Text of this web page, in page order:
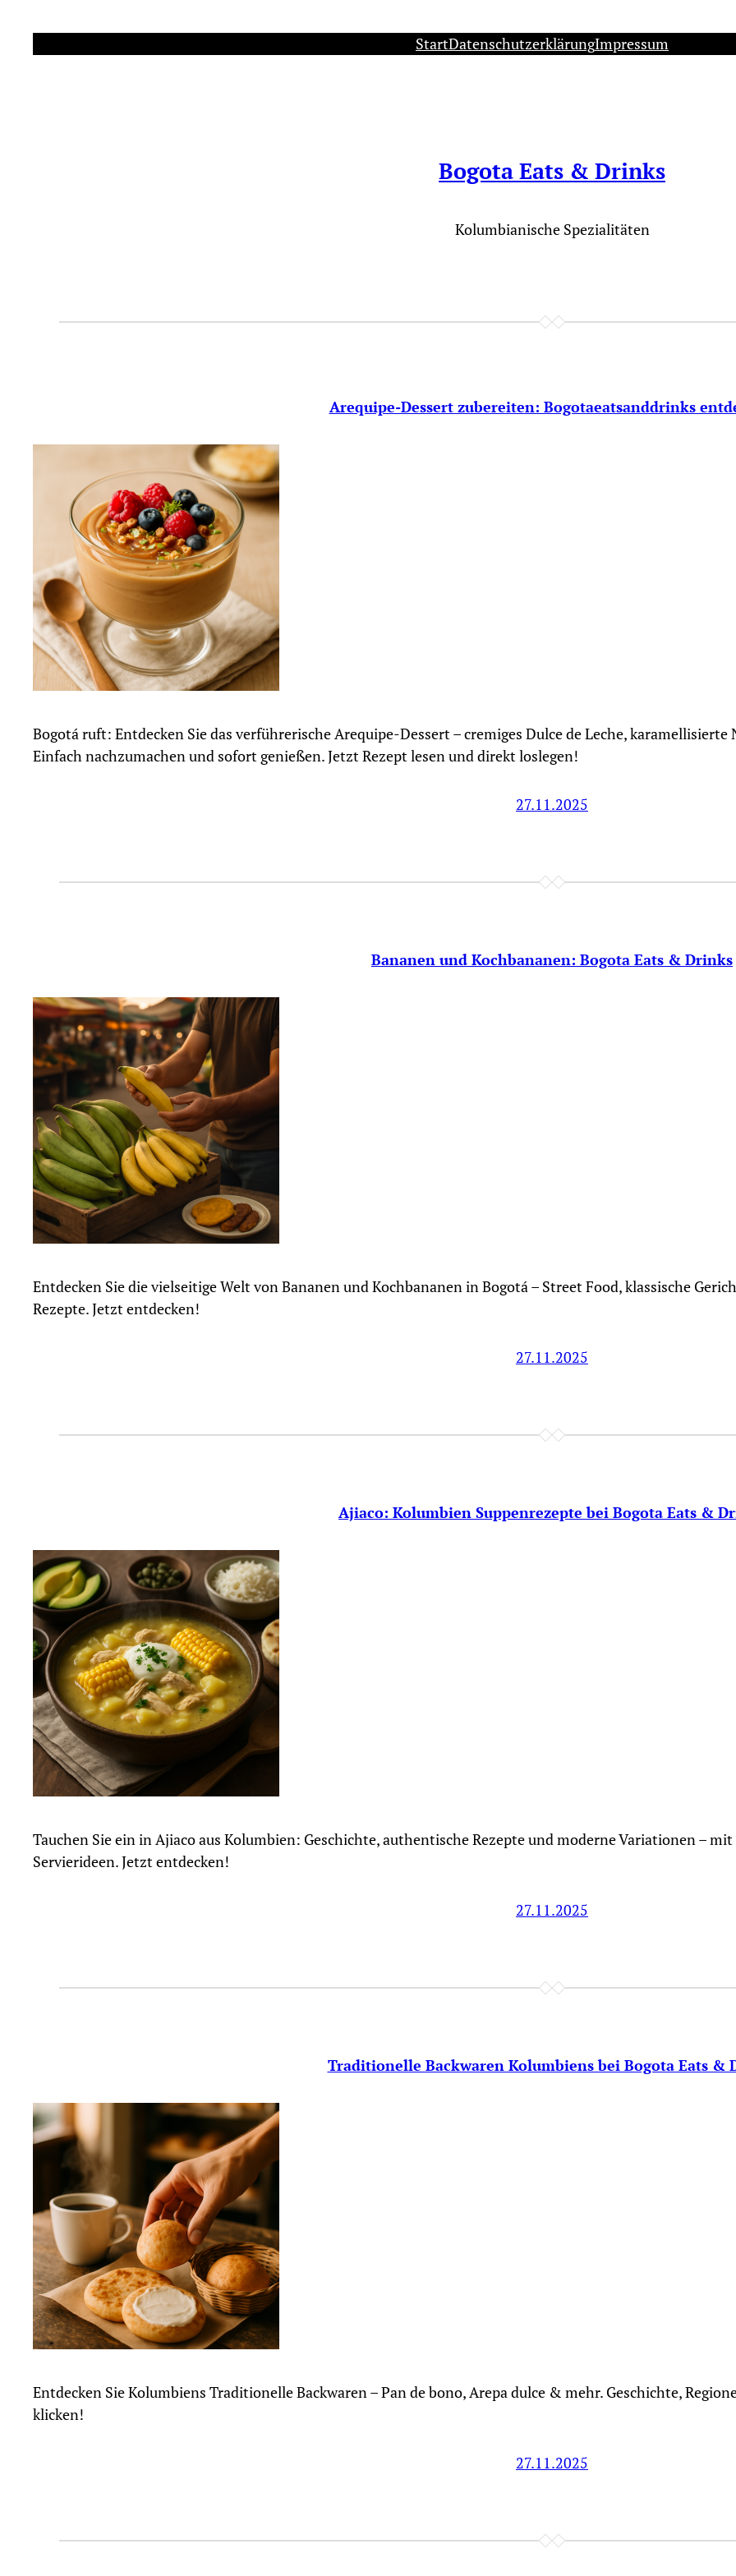
Inhalt
springen
StartDatenschutzerklärungImpressum
Bogota Eats & Drinks
Kolumbianische Spezialitäten
Arequipe-Dessert zubereiten: Bogotaeatsanddrinks
Bogotá ruft: Entdecken Sie das verführerische Arequipe-Dessert – cremiges Dulce de Leche,
Einfach nachzumachen und sofort genießen. Jetzt Rezept lesen und direkt loslegen!
27.11.2025
Bananen und Kochbananen: Bogota Eats & Drinks
Entdecken Sie die vielseitige Welt von Bananen und Kochbananen in Bogotá – Street Food, klassische
Rezepte. Jetzt entdecken!
27.11.2025
Ajiaco: Kolumbien Suppenrezepte bei Bogota Eats &
Tauchen Sie ein in Ajiaco aus Kolumbien: Geschichte, authentische Rezepte und moderne Variationen –
Servierideen. Jetzt entdecken!
27.11.2025
Traditionelle Backwaren Kolumbiens bei Bogota Eats &
Entdecken Sie Kolumbiens Traditionelle Backwaren – Pan de bono, Arepa dulce & mehr. Geschichte,
klicken!
27.11.2025